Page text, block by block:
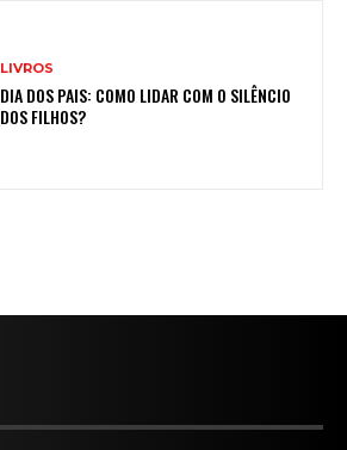
LIVROS
DIA DOS PAIS: COMO LIDAR COM O SILÊNCIO
DOS FILHOS?